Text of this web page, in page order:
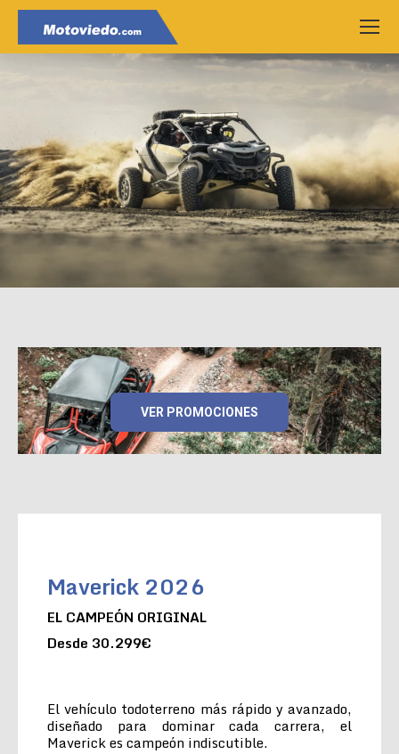
VER PROMOCIONES
Maverick 2026
EL CAMPEÓN ORIGINAL
Desde 30.299€
El vehículo todoterreno más rápido y avanzado,
diseñado para dominar cada carrera, el
Maverick es campeón indiscutible.